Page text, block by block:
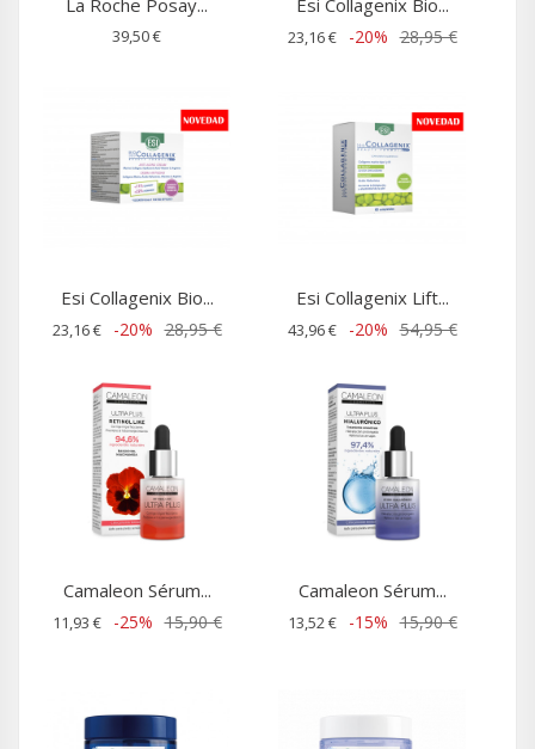
La Roche Posay...
39,50 €
Esi Collagenix Bio...
23,16 € -20% 28,95 €
Esi Collagenix Bio...
23,16 € -20% 28,95 €
Esi Collagenix Lift...
43,96 € -20% 54,95 €
Camaleon Sérum...
11,93 € -25% 15,90 €
Camaleon Sérum...
13,52 € -15% 15,90 €